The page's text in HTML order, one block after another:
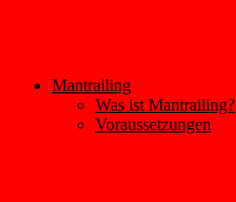
Mantrailing
Was ist Mantrailing?
Voraussetzungen